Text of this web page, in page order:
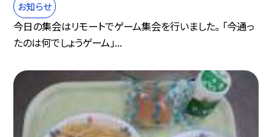
お知らせ
今日の集会はリモートでゲーム集会を行いました。 「今通っ
たのは何でしょうゲーム」...